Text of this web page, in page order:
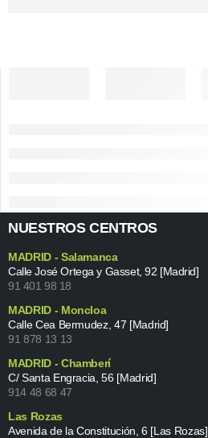
NUESTROS CENTROS
MADRID - Salamanca
Calle José Ortega y Gasset, 92 [Madrid]
91 401 98 18
MADRID - Moncloa
Calle Cea Bermudez, 47 [Madrid]
91 878 13 13
MADRID - Chamberí
C/ Santa Engracia, 56 [Madrid]
914 48 68 47
Las Rozas
Avenida de la Constitución, 6 [Las Rozas]